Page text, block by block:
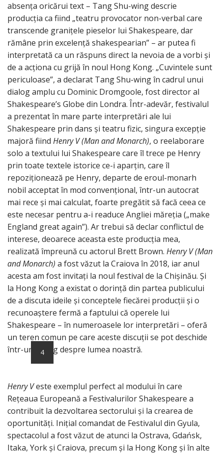
absența oricărui text – Tang Shu-wing descrie
producția ca fiind „teatru provocator non-verbal care
transcende granițele pieselor lui Shakespeare, dar
rămâne prin excelență shakespearian” – ar putea fi
interpretată ca un răspuns direct la nevoia de a vorbi și
de a acționa cu grijă în noul Hong Kong. „Cuvintele sunt
periculoase”, a declarat Tang Shu-wing în cadrul unui
dialog amplu cu Dominic Dromgoole, fost director al
Shakespeare’s Globe din Londra. Într-adevăr, festivalul
a prezentat în mare parte interpretări ale lui
Shakespeare prin dans și teatru fizic, singura excepție
majoră fiind Henry V(Man and Monarch), o reelaborare
solo a textului lui Shakespeare care îl trece pe Henry
prin toate textele istorice ce-i aparțin, care îl
repoziționează pe Henry, departe de eroul-monarh
nobil acceptat în mod convențional, într-un autocrat
mai rece și mai calculat, foarte pregătit să facă ceea ce
este necesar pentru a-i readuce Angliei măreția („make
England great again”). Ar trebui să declar conflictul de
interese, deoarece aceasta este producția mea,
realizată împreună cu actorul Brett Brown. Henry V(Man
and Monarch) a fost văzut la Craiova în 2018, iar anul
acesta am fost invitați la noul festival de la Chișinău. Și
la Hong Kong a existat o dorință din partea publicului
de a discuta ideile și conceptele fiecărei producții și o
recunoaștere fermă a faptului că operele lui
Shakespeare – în numeroasele lor interpretări – oferă
un teren comun pe care aceste discuții se pot deschide
într-un dialog despre lumea noastră.
4
Henry Veste exemplul perfect al modului în care
Rețeaua Europeană a Festivalurilor Shakespeare a
contribuit la dezvoltarea sectorului și la crearea de
oportunități. Inițial comandat de Festivalul din Gyula,
spectacolul a fost văzut de atunci la Ostrava, Gdańsk,
Itaka, York și Craiova, precum și la Hong Kong și în alte